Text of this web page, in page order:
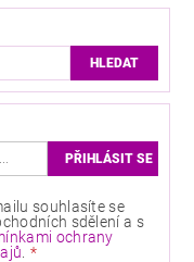
souhlasíte se
sdělení a s
ochrany